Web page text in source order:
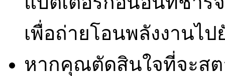
เพื่อถ่ายโอนพลังงานไ
หากคุณตัดสินใจที่จะสต